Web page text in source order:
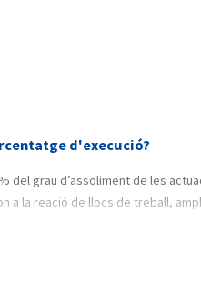
d'execució?
del grau d’assoliment de les
a la reació de llocs de treball,
i objectius